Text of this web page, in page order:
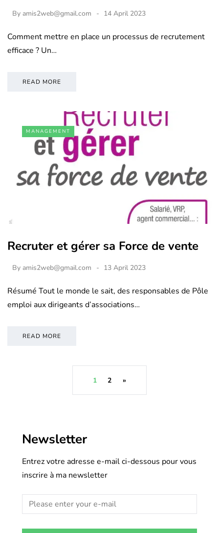
By amis2web@gmail.com 14 April 2023
Comment mettre en place un processus de recrutement
efficace ? Un…
READ MORE
MANAGEMENT
Recruter et gérer sa Force de vente
By amis2web@gmail.com 13 April 2023
Résumé Tout le monde le sait, des responsables de Pôle
emploi aux dirigeants d’associations…
READ MORE
1 2 »
Newsletter
Entrez votre adresse e-mail ci-dessous pour vous
inscrire à ma newsletter